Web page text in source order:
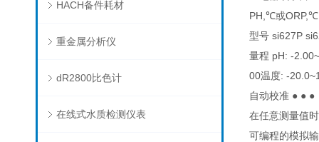
HACH备件耗材
重金属分析仪
dR2800比色计
在线式水质检测仪表
PH,℃或ORP,℃
型号 si627P
量程 pH: -
00温度: -
自动校准 ● ● ●
在任意测量值
可编程的模拟